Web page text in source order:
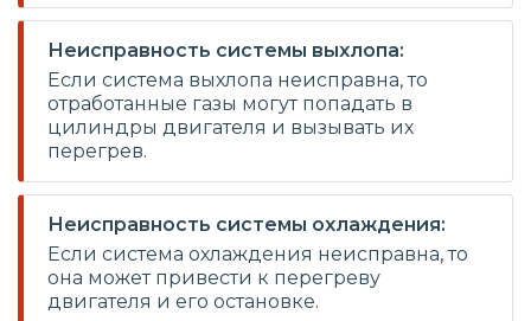
Неисправность системы выхлопа:
Если система выхлопа неисправна, то
отработанные газы могут попадать в
цилиндры двигателя и вызывать их
перегрев.
Неисправность системы охлаждения:
Если система охлаждения неисправна, то
она может привести к перегреву
двигателя и его остановке.